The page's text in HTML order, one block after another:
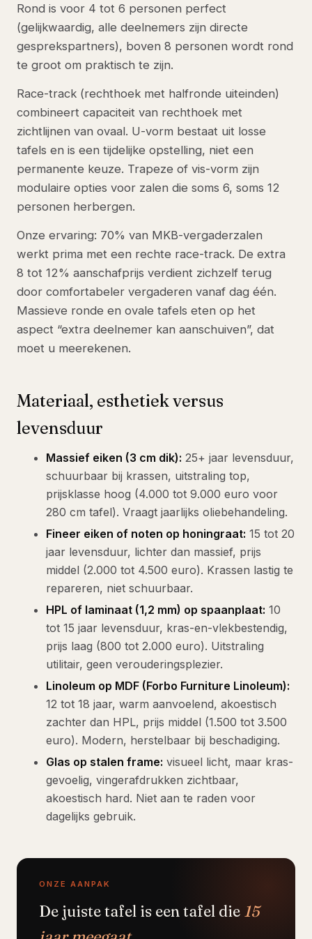
Rond is voor 4 tot 6 personen perfect
(gelijkwaardig, alle deelnemers zijn directe
gesprekspartners), boven 8 personen wordt rond
te groot om praktisch te zijn.
Race-track (rechthoek met halfronde uiteinden)
combineert capaciteit van rechthoek met
zichtlijnen van ovaal. U-vorm bestaat uit losse
tafels en is een tijdelijke opstelling, niet een
permanente keuze. Trapeze of vis-vorm zijn
modulaire opties voor zalen die soms 6, soms 12
personen herbergen.
Onze ervaring: 70% van MKB-vergaderzalen
werkt prima met een rechte race-track. De extra
8 tot 12% aanschafprijs verdient zichzelf terug
door comfortabeler vergaderen vanaf dag één.
Massieve ronde en ovale tafels eten op het
aspect “extra deelnemer kan aanschuiven”, dat
moet u meerekenen.
Materiaal, esthetiek versus
levensduur
Massief eiken (3 cm dik): 25+ jaar levensduur,
schuurbaar bij krassen, uitstraling top,
prijsklasse hoog (4.000 tot 9.000 euro voor
280 cm tafel). Vraagt jaarlijks oliebehandeling.
Fineer eiken of noten op honingraat: 15 tot 20
jaar levensduur, lichter dan massief, prijs
middel (2.000 tot 4.500 euro). Krassen lastig te
repareren, niet schuurbaar.
HPL of laminaat (1,2 mm) op spaanplaat: 10
tot 15 jaar levensduur, kras-en-vlekbestendig,
prijs laag (800 tot 2.000 euro). Uitstraling
utilitair, geen verouderingsplezier.
Linoleum op MDF (Forbo Furniture Linoleum):
12 tot 18 jaar, warm aanvoelend, akoestisch
zachter dan HPL, prijs middel (1.500 tot 3.500
euro). Modern, herstelbaar bij beschadiging.
Glas op stalen frame: visueel licht, maar kras-
gevoelig, vingerafdrukken zichtbaar,
akoestisch hard. Niet aan te raden voor
dagelijks gebruik.
ONZE AANPAK
De juiste tafel is een tafel die 15